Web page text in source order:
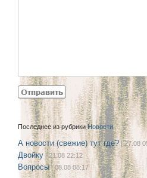
Последнее из рубрикиНовости
А новости (свежие) тут где?| 27.08
Двойку| 21.08 22:12
Вопросы| 08.08 08:17